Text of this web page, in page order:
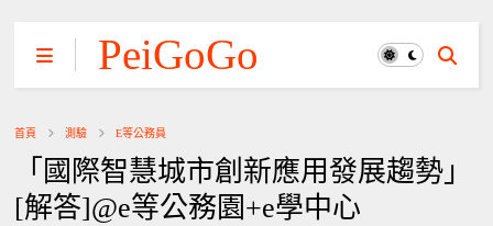
PeiGoGo
首頁 測驗 E等公務員
「國際智慧城市創新應用發展趨勢」
[解答]@e等公務園+e學中心